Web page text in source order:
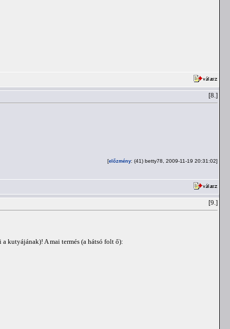
[8.]
[előzmény: (41) betty78, 2009-11-19 20:31:02]
[9.]
kutyájának)! A mai termés (a hátsó folt ő):